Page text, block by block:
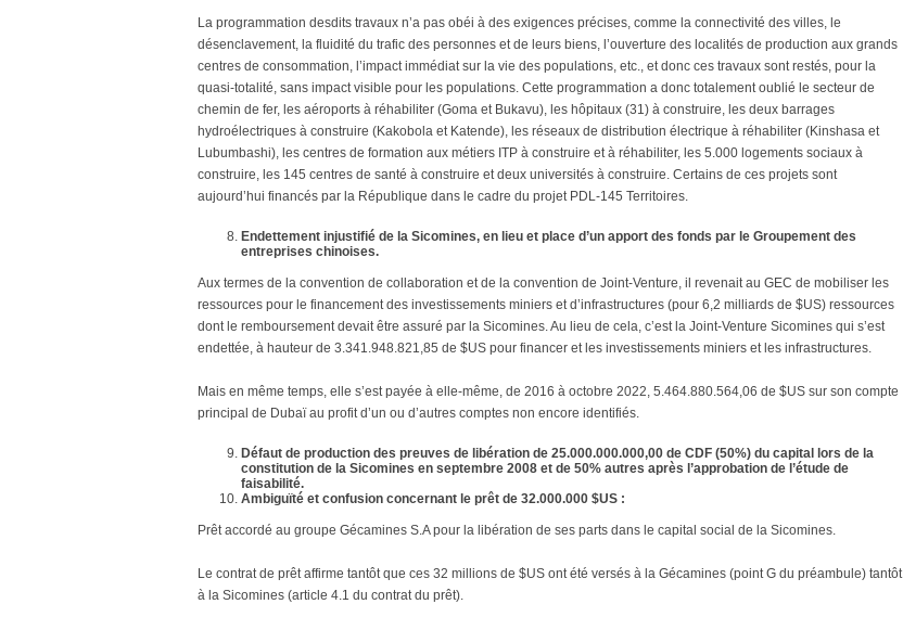
La programmation desdits travaux n’a pas obéi à des exigences précises, comme la connectivité des villes, le
désenclavement, la fluidité du trafic des personnes et de leurs biens, l’ouverture des localités de production aux grands
centres de consommation, l’impact immédiat sur la vie des populations, etc., et donc ces travaux sont restés, pour la
quasi-totalité, sans impact visible pour les populations. Cette programmation a donc totalement oublié le secteur de
chemin de fer, les aéroports à réhabiliter (Goma et Bukavu), les hôpitaux (31) à construire, les deux barrages
hydroélectriques à construire (Kakobola et Katende), les réseaux de distribution électrique à réhabiliter (Kinshasa et
Lubumbashi), les centres de formation aux métiers ITP à construire et à réhabiliter, les 5.000 logements sociaux à
construire, les 145 centres de santé à construire et deux universités à construire. Certains de ces projets sont
aujourd’hui financés par la République dans le cadre du projet PDL-145 Territoires.
Endettement injustifié de la Sicomines, en lieu et place d’un apport des fonds par le Groupement des
entreprises chinoises.
Aux termes de la convention de collaboration et de la convention de Joint-Venture, il revenait au GEC de mobiliser les
ressources pour le financement des investissements miniers et d’infrastructures (pour 6,2 milliards de $US) ressources
dont le remboursement devait être assuré par la Sicomines. Au lieu de cela, c’est la Joint-Venture Sicomines qui s’est
endettée, à hauteur de 3.341.948.821,85 de $US pour financer et les investissements miniers et les infrastructures.
Mais en même temps, elle s’est payée à elle-même, de 2016 à octobre 2022, 5.464.880.564,06 de $US sur son compte
principal de Dubaï au profit d’un ou d’autres comptes non encore identifiés.
Défaut de production des preuves de libération de 25.000.000.000,00 de CDF (50%) du capital lors de la
constitution de la Sicomines en septembre 2008 et de 50% autres après l’approbation de l’étude de
faisabilité.
Ambiguïté et confusion concernant le prêt de 32.000.000 $US :
Prêt accordé au groupe Gécamines S.A pour la libération de ses parts dans le capital social de la Sicomines.
Le contrat de prêt affirme tantôt que ces 32 millions de $US ont été versés à la Gécamines (point G du préambule) tantôt
à la Sicomines (article 4.1 du contrat du prêt).